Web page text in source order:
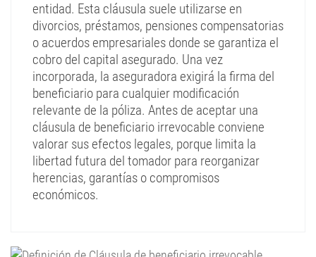
entidad. Esta cláusula suele utilizarse en
divorcios, préstamos, pensiones compensatorias
o acuerdos empresariales donde se garantiza el
cobro del capital asegurado. Una vez
incorporada, la aseguradora exigirá la firma del
beneficiario para cualquier modificación
relevante de la póliza. Antes de aceptar una
cláusula de beneficiario irrevocable conviene
valorar sus efectos legales, porque limita la
libertad futura del tomador para reorganizar
herencias, garantías o compromisos
económicos.